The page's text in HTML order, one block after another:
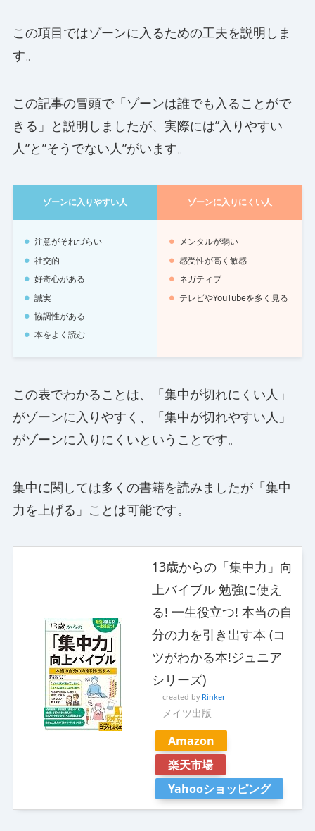
この項目ではゾーンに入るための工夫を説明しま
す。
この記事の冒頭で「ゾーンは誰でも入ることがで
きる」と説明しましたが、実際には”入りやすい
人”と”そうでない人”がいます。
ゾーンに入りやすい人 ゾーンに入りにくい人
注意がそれづらい
社交的
好奇心がある
誠実
協調性がある
本をよく読む
メンタルが弱い
感受性が高く敏感
ネガティブ
テレビやYouTubeを多く見る
この表でわかることは、「集中が切れにくい人」
がゾーンに入りやすく、「集中が切れやすい人」
がゾーンに入りにくいということです。
集中に関しては多くの書籍を読みましたが「集中
力を上げる」ことは可能です。
13歳からの「集中力」向
上バイブル 勉強に使え
る! 一生役立つ! 本当の自
分の力を引き出す本 (コ
ツがわかる本!ジュニア
シリーズ)
created by Rinker
メイツ出版
Amazon
楽天市場
Yahooショッピング